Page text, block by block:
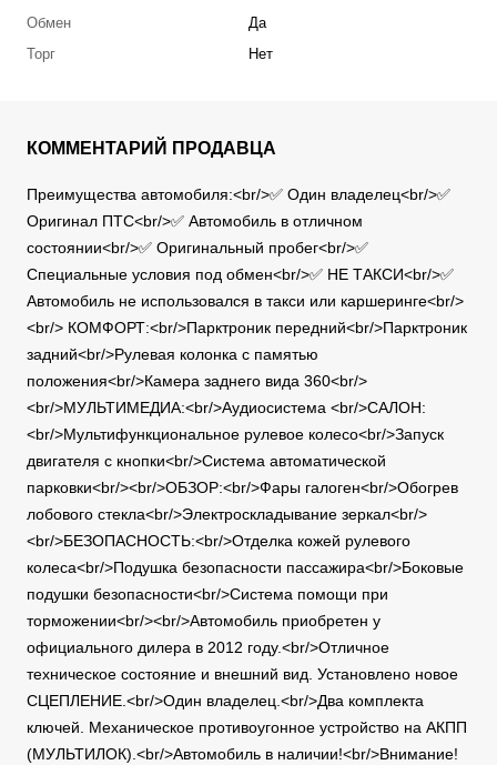
Обмен
Да
Торг
Нет
КОММЕНТАРИЙ ПРОДАВЦА
Преимущества автомобиля:<br/>✅ Один владелец<br/>✅
Оригинал ПТС<br/>✅ Автомобиль в отличном
состоянии<br/>✅ Оригинальный пробег<br/>✅
Специальные условия под обмен<br/>✅ НЕ ТАКСИ<br/>✅
Автомобиль не использовался в такси или каршеринге<br/>
<br/> КОМФОРТ:<br/>Парктроник передний<br/>Парктроник
задний<br/>Рулевая колонка с памятью
положения<br/>Камера заднего вида 360<br/>
<br/>МУЛЬТИМЕДИА:<br/>Аудиосистема <br/>САЛОН:
<br/>Мультифункциональное рулевое колесо<br/>Запуск
двигателя с кнопки<br/>Система автоматической
парковки<br/><br/>ОБЗОР:<br/>Фары галоген<br/>Обогрев
лобового стекла<br/>Электроскладывание зеркал<br/>
<br/>БЕЗОПАСНОСТЬ:<br/>Отделка кожей рулевого
колеса<br/>Подушка безопасности пассажира<br/>Боковые
подушки безопасности<br/>Система помощи при
торможении<br/><br/>Автомобиль приобретен у
официального дилера в 2012 году.<br/>Отличное
техническое состояние и внешний вид. Установлено новое
СЦЕПЛЕНИЕ.<br/>Один владелец.<br/>Два комплекта
ключей. Механическое противоугонное устройство на АКПП
(МУЛЬТИЛОК).<br/>Автомобиль в наличии!<br/>Внимание!